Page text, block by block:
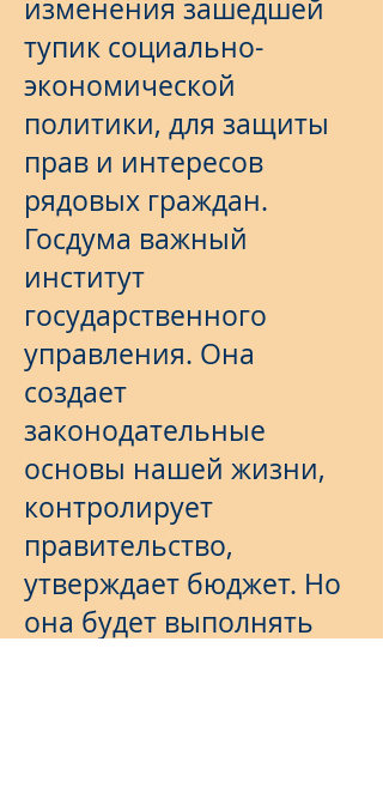
изменения зашедшей
тупик социально-
экономической
политики, для защиты
прав и интересов
рядовых граждан.
Госдума важный
институт
государственного
управления. Она
создает
законодательные
основы нашей жизни,
контролирует
правительство,
утверждает бюджет. Но
она будет выполнять